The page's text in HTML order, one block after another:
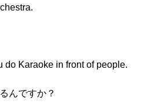
do Karaoke in front of people.
んですか？